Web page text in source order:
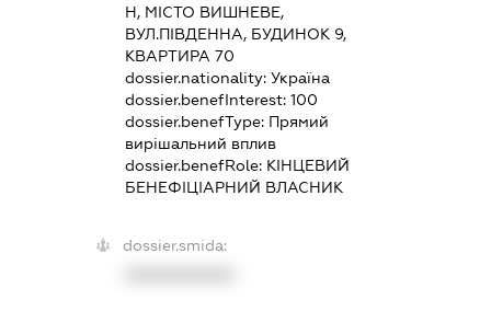
Н, МІСТО ВИШНЕВЕ,
ВУЛ.ПІВДЕННА, БУДИНОК 9,
КВАРТИРА 70
dossier.nationality: Україна
dossier.benefInterest: 100
dossier.benefType: Прямий
вирішальний вплив
dossier.benefRole: КІНЦЕВИЙ
БЕНЕФІЦІАРНИЙ ВЛАСНИК
dossier.smida: